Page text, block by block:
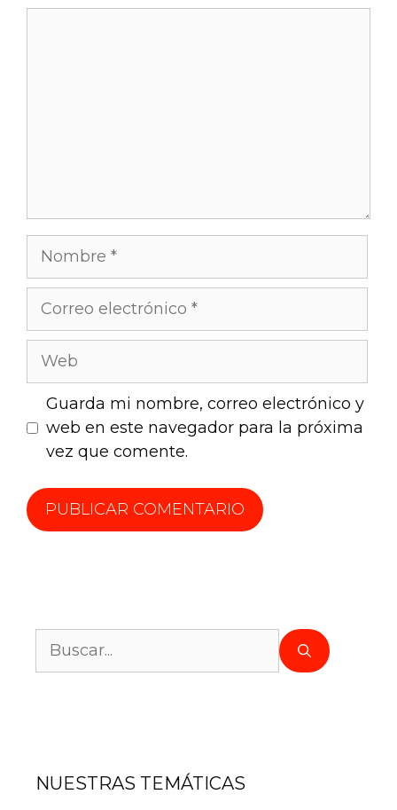
Guarda mi nombre, correo electrónico y
web en este navegador para la próxima
vez que comente.
NUESTRAS TEMÁTICAS